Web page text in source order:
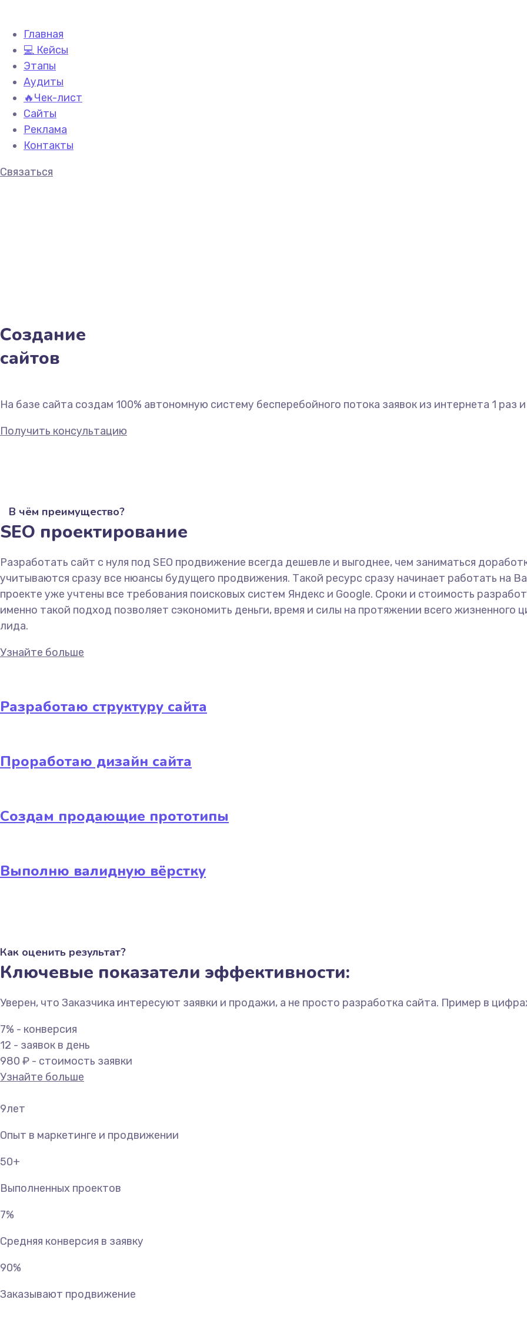
Главная
💻 Кейсы
Этапы
Аудиты
🔥Чек-лист
Сайты
Реклама
Контакты
Связаться
Создание
сайтов
На базе сайта создам 100% автономную систему бесперебойного потока заявок из интернета 1 раз
Получить консультацию
В чём преимущество?
SEO проектирование
Разработать сайт с нуля под SEO продвижение всегда дешевле и выгоднее, чем заниматься
учитываются сразу все нюансы будущего продвижения. Такой ресурс сразу начинает работать на
проекте уже учтены все требования поисковых систем Яндекс и Google. Сроки и стоимость
именно такой подход позволяет сэкономить деньги, время и силы на протяжении всего жизненного
лида.
Узнайте больше
Разработаю структуру сайта
Проработаю дизайн сайта
Создам продающие прототипы
Выполню валидную вёрстку
Как оценить результат?
Ключевые показатели эффективности:
Уверен, что Заказчика интересуют заявки и продажи, а не просто разработка сайта. Пример в
7% - конверсия
12 - заявок в день
980 ₽ - стоимость заявки
Узнайте больше
9лет
Опыт в маркетинге и продвижении
50+
Выполненных проектов
7%
Средняя конверсия в заявку
90%
Заказывают продвижение